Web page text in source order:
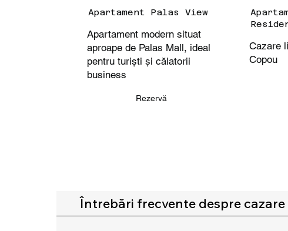
Apartament Palas View
Apartament modern situat
aproape de Palas Mall, ideal
pentru turiști și călatorii
business
Rezervă
Cazare
Copou
Întrebări frecvente despre cazare